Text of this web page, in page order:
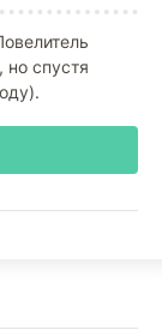
спустя